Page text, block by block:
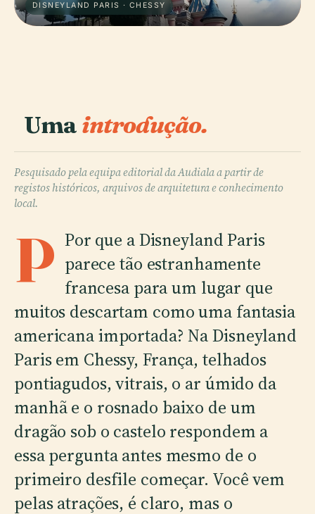
DISNEYLAND PARIS · CHESSY
Umaintrodução.
Pesquisado pela equipa editorial da Audiala a partir de
registos históricos, arquivos de arquitetura e conhecimento
local.
P Por que a Disneyland Paris
parece tão estranhamente
francesa para um lugar que
muitos descartam como uma fantasia
americana importada? Na Disneyland
Paris em Chessy, França, telhados
pontiagudos, vitrais, o ar úmido da
manhã e o rosnado baixo de um
dragão sob o castelo respondem a
essa pergunta antes mesmo de o
primeiro desfile começar. Você vem
pelas atrações, é claro, mas o